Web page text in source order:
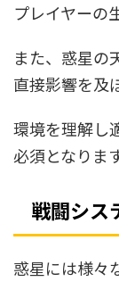
プレイヤーの
また、惑星の
直接影響を及
環境を理解し
必須となります
戦闘シス
惑星には様々